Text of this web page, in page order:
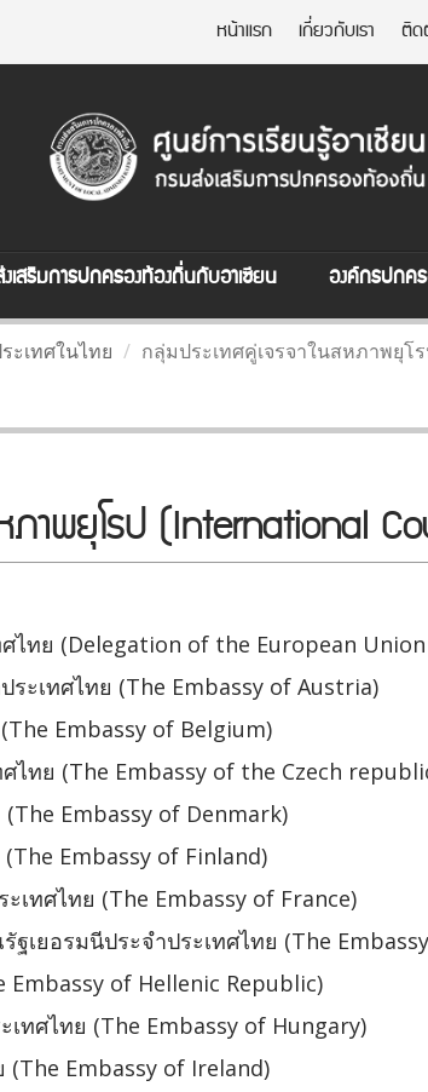
หน้าแรก เกี่ยวกับเรา ติด
เสริมการปกครองท้องถิ่นกับอาเซียน องค์กรปกค
ะเทศในไทย กลุ่มประเทศคู่เจรจาในสหภาพยุโ
ภาพยุโรป (International
ไทย (Delegation of the European
ะเทศไทย (The Embassy of Austria)
Embassy of Belgium)
ไทย (The Embassy of the Czech
Embassy of Denmark)
Embassy of Finland)
เทศไทย (The Embassy of France)
เยอรมนีประจำประเทศไทย (The
of Hellenic Republic)
ทศไทย (The Embassy of Hungary)
Embassy of Ireland)